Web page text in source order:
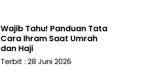
Wajib Tahu! Panduan Tata
Cara Ihram Saat Umrah
dan Haji
Terbit : 28 Juni 2026